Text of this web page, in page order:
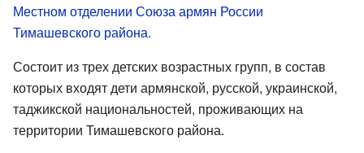
Местном отделении Союза армян России
Тимашевского района.
Состоит из трех детских возрастных групп, в состав
которых входят дети армянской, русской, украинской,
таджикской национальностей, проживающих на
территории Тимашевского района.